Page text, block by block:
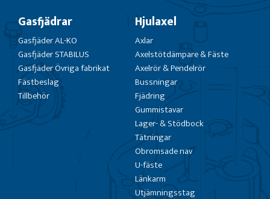
Gasfjädrar
Gasfjäder AL-KO
Gasfjäder STABILUS
Gasfjäder Övriga fabrikat
Fästbeslag
Tillbehör
Hjulaxel
Axlar
Axelstötdämpare & Fäste
Axelrör & Pendelrör
Bussningar
Fjädring
Gummistavar
Lager- & Stödbock
Tätningar
Obromsade nav
U-fäste
Länkarm
Utjämningsstag